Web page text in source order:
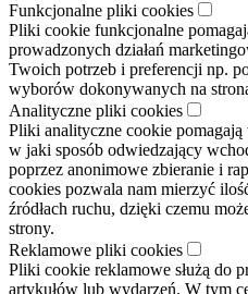
Funkcjonalne pliki cookies
Pliki cookie funkcjonalne
prowadzonych działań
Twoich potrzeb i preferencji np.
wyborów dokonywanych na
Analityczne pliki cookies
Pliki analityczne cookie
w jaki sposób odwiedzający
poprzez anonimowe zbieranie i
cookies pozwala nam mierzyć
źródłach ruchu, dzięki czemu
strony.
Reklamowe pliki cookies
Pliki cookie reklamowe służą do
artykułów lub wydarzeń. W tym